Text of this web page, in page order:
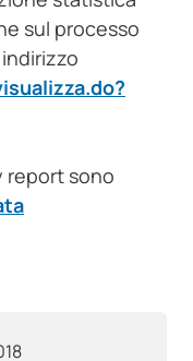
sul processo
report sono